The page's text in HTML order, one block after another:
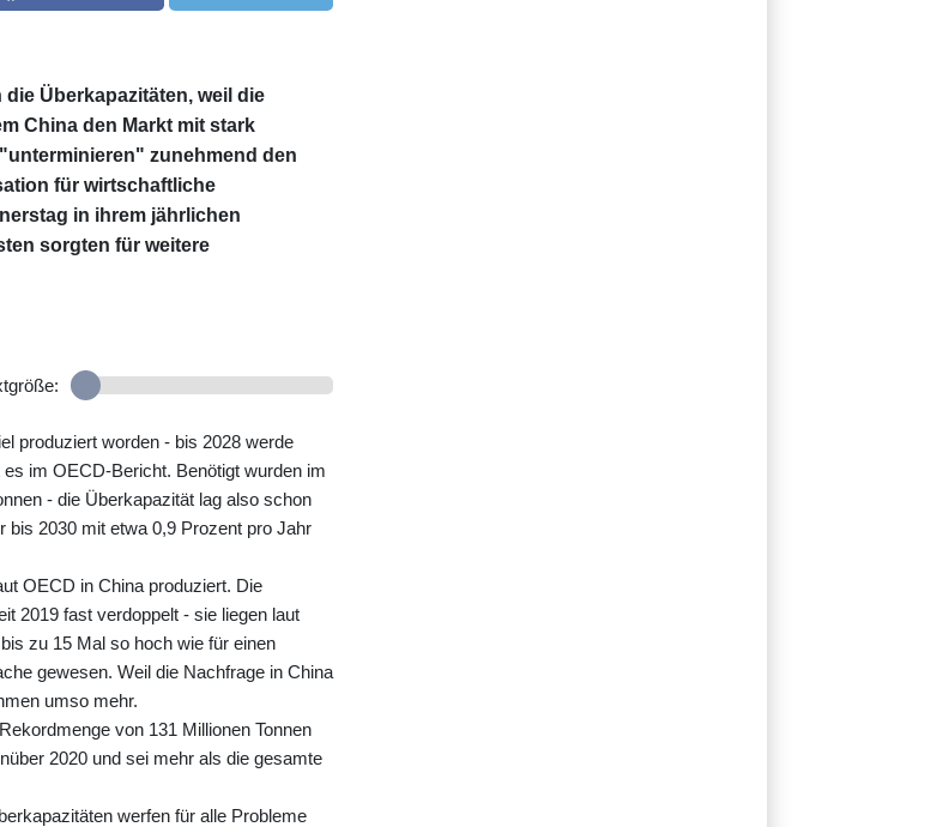
Überkapazitäten, weil die
China den Markt mit stark
zunehmend den
für wirtschaftliche
in ihrem jährlichen
sorgten für weitere
produziert worden - bis 2028 werde
im OECD-Bericht. Benötigt wurden im
- die Überkapazität lag also schon
bis 2030 mit etwa 0,9 Prozent pro Jahr
OECD in China produziert. Die
2019 fast verdoppelt - sie liegen laut
zu 15 Mal so hoch wie für einen
gewesen. Weil die Nachfrage in China
umso mehr.
von 131 Millionen Tonnen
2020 und sei mehr als die gesamte
werfen für alle Probleme